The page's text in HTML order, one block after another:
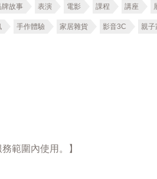
牌故事 表演 電影 課程 講座
手作體驗 家居雜貨 影音3C 親子
範圍內使用。】